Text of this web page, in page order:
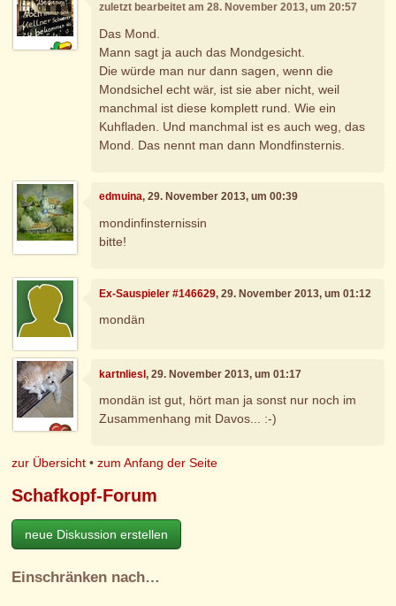
zuletzt bearbeitet am 28. November 2013, um 20:57
Das Mond.
Mann sagt ja auch das Mondgesicht.
Die würde man nur dann sagen, wenn die
Mondsichel echt wär, ist sie aber nicht, weil
manchmal ist diese komplett rund. Wie ein
Kuhfladen. Und manchmal ist es auch weg, das
Mond. Das nennt man dann Mondfinsternis.
edmuina, 29. November 2013, um 00:39
mondinfinsternissin
bitte!
Ex-Sauspieler #146629, 29. November 2013, um 01:12
mondän
kartnliesl, 29. November 2013, um 01:17
mondän ist gut, hört man ja sonst nur noch im
Zusammenhang mit Davos... :-)
zur Übersicht •zum Anfang der Seite
Schafkopf-Forum
neue Diskussion erstellen
Einschränken nach…